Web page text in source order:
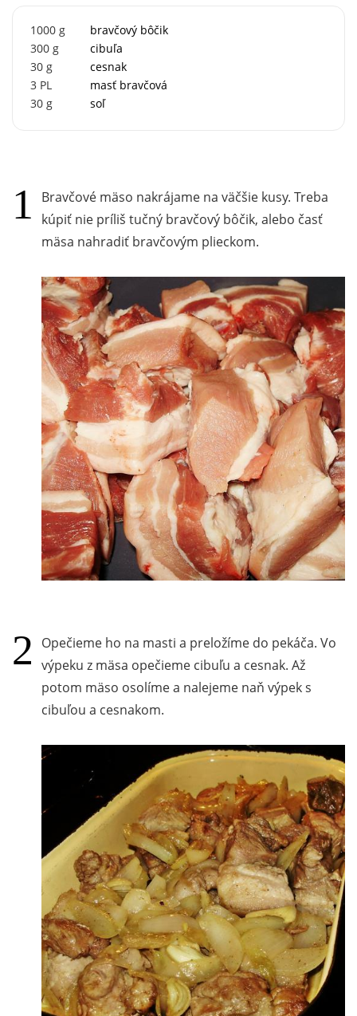
1000 g
bravčový bôčik
300 g
cibuľa
30 g
cesnak
3 PL
masť bravčová
30 g soľ
Bravčové mäso nakrájame na väčšie kusy. Treba
kúpiť nie príliš tučný bravčový bôčik, alebo časť
mäsa nahradiť bravčovým plieckom.
Opečieme ho na masti a preložíme do pekáča. Vo
výpeku z mäsa opečieme cibuľu a cesnak. Až
potom mäso osolíme a nalejeme naň výpek s
cibuľou a cesnakom.